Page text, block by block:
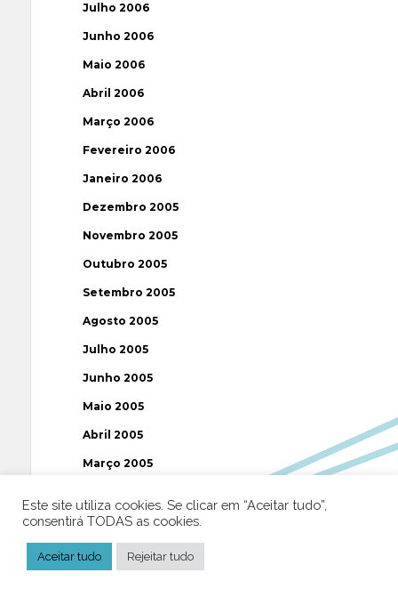
Julho 2006
Junho 2006
Maio 2006
Abril 2006
Março 2006
Fevereiro 2006
Janeiro 2006
Dezembro 2005
Novembro 2005
Outubro 2005
Setembro 2005
Agosto 2005
Julho 2005
Junho 2005
Maio 2005
Abril 2005
Março 2005
Janeiro 2005
Dezembro 2004
Este site utiliza cookies. Se clicar em “Aceitar tudo”,
consentirá TODAS as cookies.
Aceitar tudo Rejeitar tudo